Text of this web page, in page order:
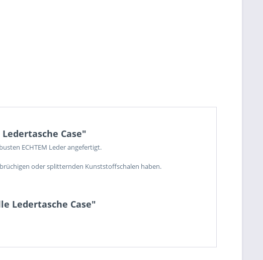
Case"
ECHTEM Leder angefertigt.
oder splitternden Kunststoffschalen haben.
Ledertasche Case"